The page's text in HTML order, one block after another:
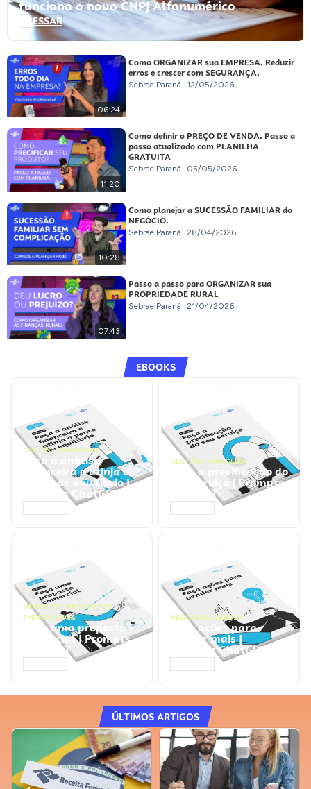
funciona o novo CNPJ Alfanumérico
ACESSAR
06:24
Como ORGANIZAR sua EMPRESA. Reduzir
erros e crescer com SEGURANÇA.
Sebrae Paraná 12/05/2026
11:20
Como definir o PREÇO DE VENDA. Passo a
passo atualizado com PLANILHA
GRATUITA
Sebrae Paraná 05/05/2026
10:28
Como planejar a SUCESSÃO FAMILIAR do
NEGÓCIO.
Sebrae Paraná 28/04/2026
07:43
Passo a passo para ORGANIZAR sua
PROPRIEDADE RURAL
Sebrae Paraná 21/04/2026
EBOOKS
GESTÃO FINANCEIRA
Faça a análise
financeira e atinja o
ponto de equilíbrio |
Prompts ChatGPT
GESTÃO FINANCEIRA
Faça a precificação do
seu serviço | Prompts
ChatGPT
NEGÓCIOS, PROCESSOS
EMPRESARIAIS
Faça uma proposta
comercial | Prompts
ChatGPT
NEGÓCIOS, VENDAS
Faça ações para
vender mais |
Prompts ChatGPT
ÚLTIMOS ARTIGOS